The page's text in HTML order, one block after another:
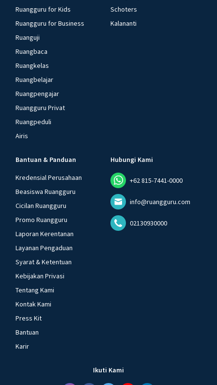
Ruangguru for Kids
Ruangguru for Business
Ruanguji
Ruangbaca
Ruangkelas
Ruangbelajar
Ruangpengajar
Ruangguru Privat
Ruangpeduli
Airis
Schoters
Kalananti
Bantuan & Panduan
Kredensial Perusahaan
Beasiswa Ruangguru
Cicilan Ruangguru
Promo Ruangguru
Laporan Kerentanan
Layanan Pengaduan
Syarat & Ketentuan
Kebijakan Privasi
Tentang Kami
Kontak Kami
Press Kit
Bantuan
Karir
Hubungi Kami
+62 815-7441-0000
info@ruangguru.com
02130930000
Ikuti Kami